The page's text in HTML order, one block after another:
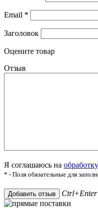
Email *
Заголовок
Оцените товар
Отзыв
Я соглашаюсь на
* - Поля обязательные для
Добавить отзыв Ctrl+Enter